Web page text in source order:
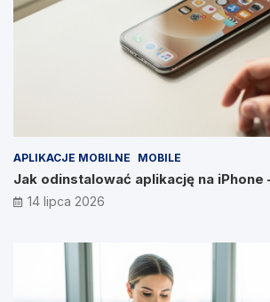
APLIKACJE MOBILNE MOBILE
Jak odinstalować aplikację na
14 lipca 2026